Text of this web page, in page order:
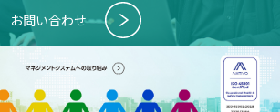
お問い合わせ